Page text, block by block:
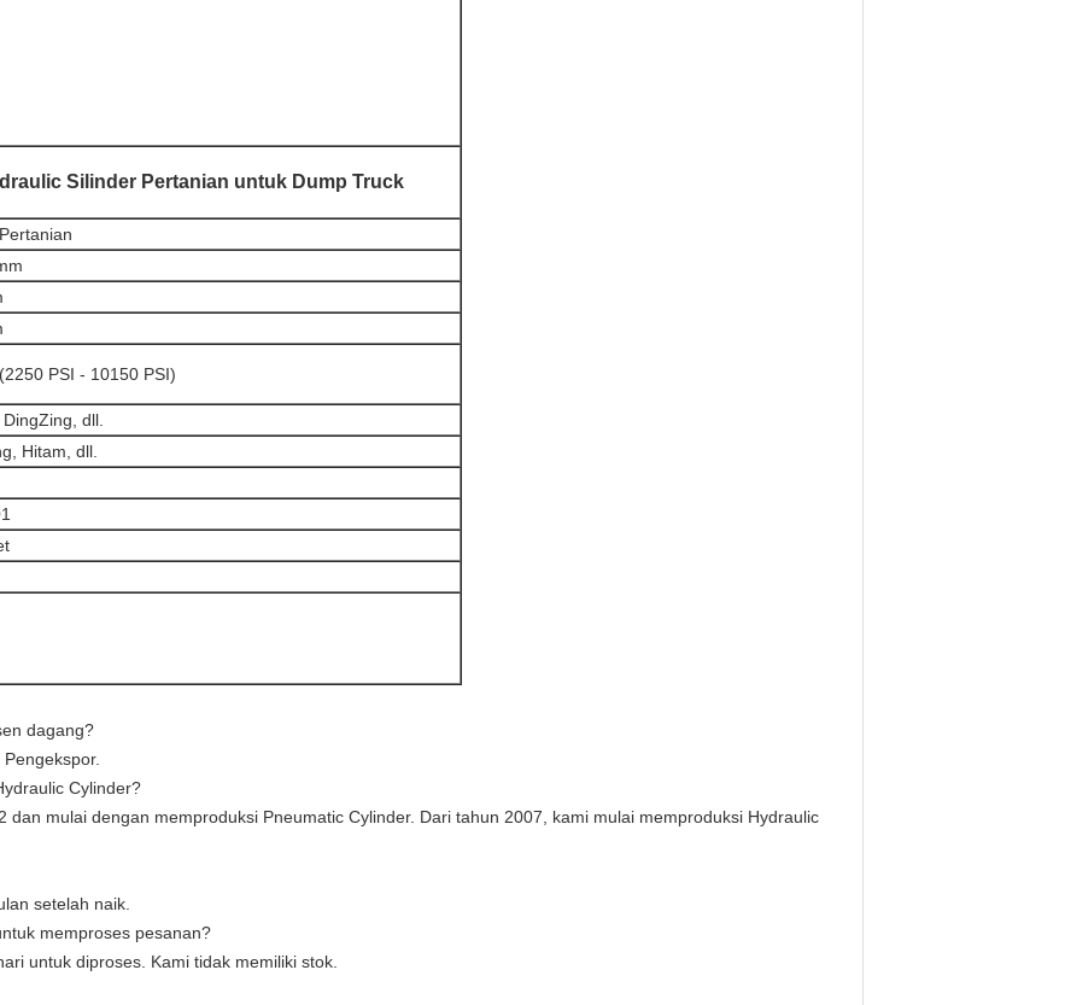
Silinder Pertanian untuk Dump Truck
PSI - 10150 PSI)
dll.
Hitam, dll.
dagang?
Cylinder?
dan mulai dengan memproduksi Pneumatic Cylinder. Dari tahun 2007, kami mulai memproduksi Hydraulic
setelah naik.
memproses pesanan?
untuk diproses. Kami tidak memiliki stok.